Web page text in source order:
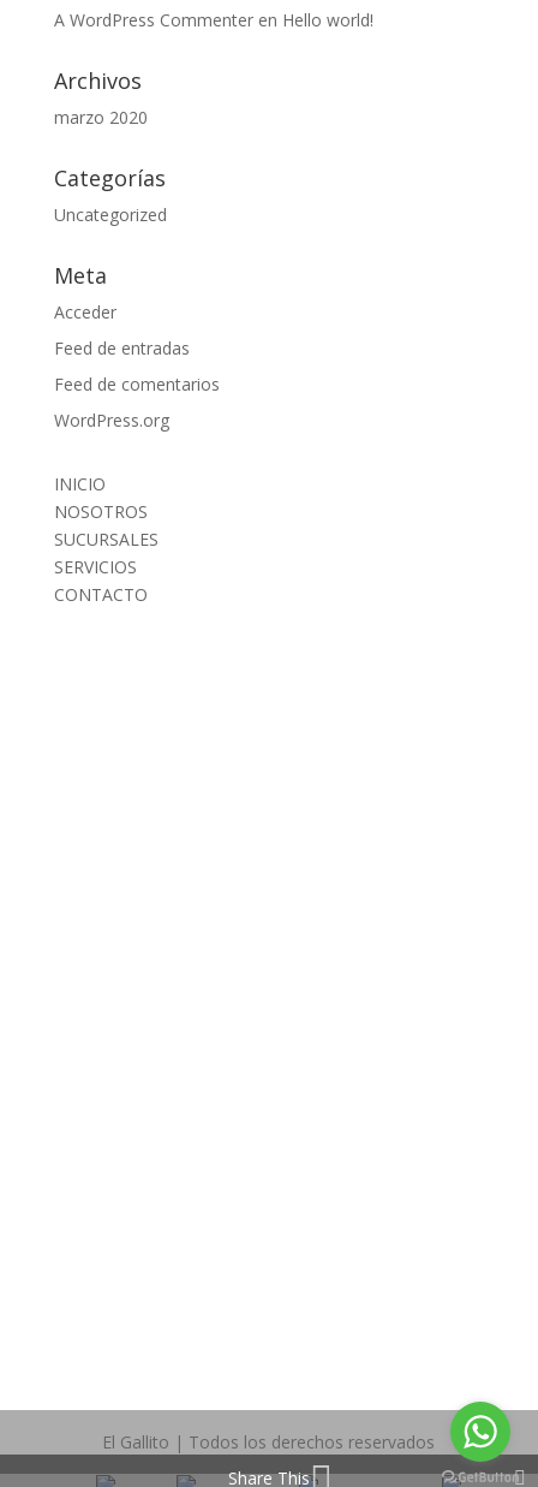
A WordPress Commenteren Hello world!
Archivos
marzo 2020
Categorías
Uncategorized
Meta
Acceder
Feed de entradas
Feed de comentarios
WordPress.org
INICIO
NOSOTROS
SUCURSALES
SERVICIOS
CONTACTO
El Gallito | Todos los derechos reservados
Share This